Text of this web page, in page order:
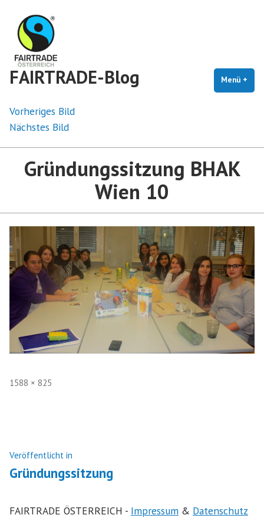
Inhalt
springen
FAIRTRADE-Blog Menü +
Vorheriges Bild
Nächstes Bild
Gründungssitzung BHAK
Wien 10
Volle
1588 × 825
Beitragsnavigation
Veröffentlicht in
Gründungssitzung
FAIRTRADE ÖSTERREICH - Impressum & Datenschutz